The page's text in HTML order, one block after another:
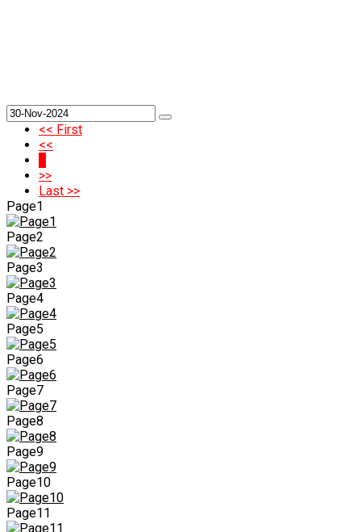
<< First
<<
>>
Last >>
Page1
Page2
Page3
Page4
Page5
Page6
Page7
Page8
Page9
Page10
Page11